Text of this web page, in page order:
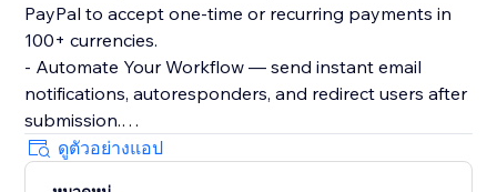
PayPal to accept one-time or recurring payments in
100+ currencies.
- Automate Your Workflow — send instant email
notifications, autoresponders, and redirect users after
submission.
- Prevent Spam & Control Submissions — set
submission limits, enable reCAPTCHA, and schedule
ดูตัวอย่างแอป